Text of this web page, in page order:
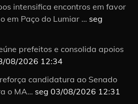
intensifica encontros em favor
em Paço do Lumiar … seg
prefeitos e consolida apoios
08/2026 12:34
candidatura ao Senado
o MA… seg 03/08/2026 12:31